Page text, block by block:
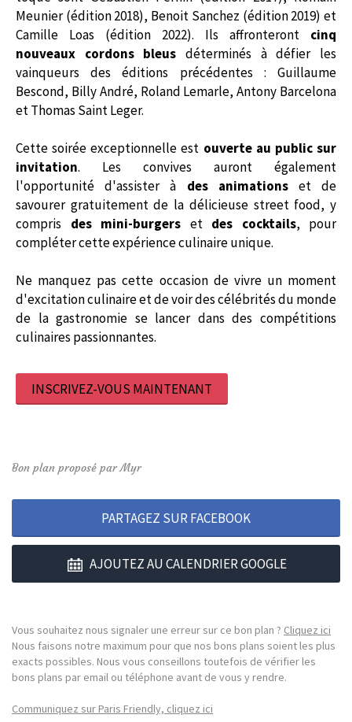
Meunier (édition 2018), Benoit Sanchez (édition 2019) et
Camille Loas (édition 2022). Ils affronteront cinq
nouveaux cordons bleus déterminés à défier les
vainqueurs des éditions précédentes : Guillaume
Bescond, Billy André, Roland Lemarle, Antony Barcelona
et Thomas Saint Leger.
Cette soirée exceptionnelle est ouverte au public sur
invitation. Les convives auront également
l'opportunité d'assister à des animationset de
savourer gratuitement de la délicieuse street food, y
compris des mini-burgers et des cocktails, pour
compléter cette expérience culinaire unique.
Ne manquez pas cette occasion de vivre un moment
d'excitation culinaire et de voir des célébrités du monde
de la gastronomie se lancer dans des compétitions
culinaires passionnantes.
INSCRIVEZ-VOUS MAINTENANT
Bon plan proposé par Myr
PARTAGEZ SUR FACEBOOK
AJOUTEZ AU CALENDRIER GOOGLE
Vous souhaitez nous signaler une erreur sur ce bon plan ? Cliquez ici
Nous faisons notre maximum pour que nos bons plans soient les plus
exacts possibles. Nous vous conseillons toutefois de vérifier les
bons plans par email ou téléphone avant de vous y rendre.
Communiquez sur Paris Friendly, cliquez ici